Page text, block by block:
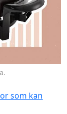
som kan